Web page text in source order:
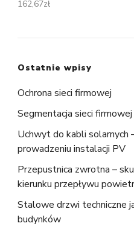
162,67zł
Ostatnie wpisy
Ochrona sieci firmowej
Segmentacja sieci firmowej
Uchwyt do kabli solarnych
prowadzeniu instalacji PV
Przepustnica zwrotna –
kierunku przepływu
Stalowe drzwi techniczne
budynków